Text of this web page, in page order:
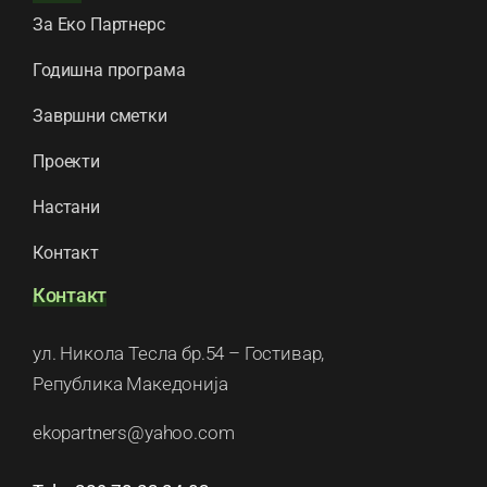
За Еко Партнерс
Годишна програма
Завршни сметки
Проекти
Настани
Контакт
Контакт
ул. Никола Тесла бр.54 – Гостивар,
Република Македонија
ekopartners@yahoo.com